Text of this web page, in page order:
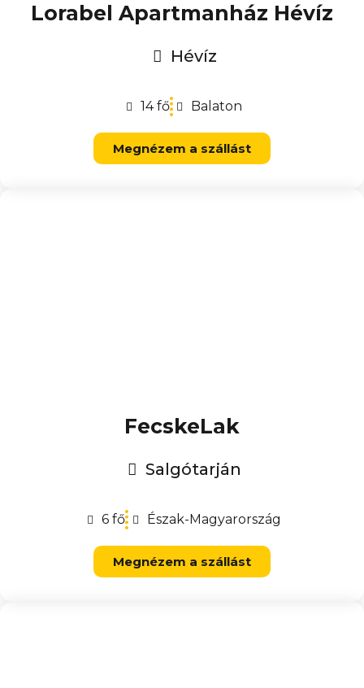
Lorabel Apartmanház Hévíz
Hévíz
14 fő Balaton
Megnézem a szállást
FecskeLak
Salgótarján
6 fő Észak-Magyarország
Megnézem a szállást